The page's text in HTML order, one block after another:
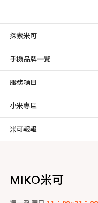
探索米可
手機品牌一覽
服務項目
小米專區
米可報報
MIKO米可